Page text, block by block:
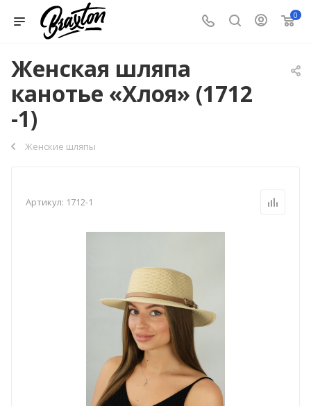
0
Женская шляпа
канотье «Хлоя» (1712
-1)
Женские шляпы
Артикул: 1712-1